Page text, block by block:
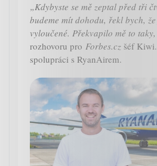
„Kdybyste se mě zeptal před tři
budeme mít dohodu, řekl bych,
vyloučené. Překvapilo mě to
rozhovoru pro Forbes.cz šéf
spolupráci s RyanAirem.